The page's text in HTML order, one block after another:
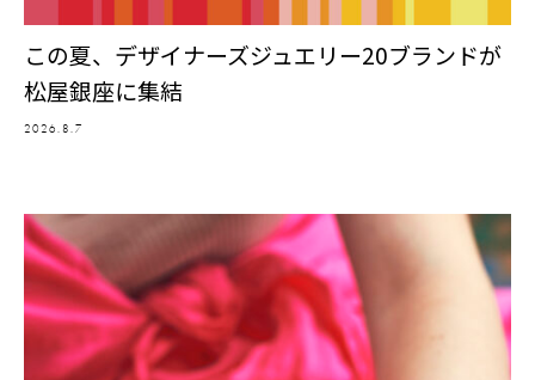
この夏、デザイナーズジュエリー20ブランドが
松屋銀座に集結
2026.8.7